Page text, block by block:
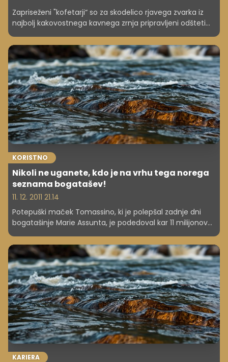
Zapriseženi "kofetarji“ so za skodelico rjavega zvarka iz
najbolj kakovostnega kavnega zrnja pripravljeni odšteti
najdražjih vrst kave na svetu …
KORISTNO
Nikoli ne uganete, kdo je na vrhu tega norega
seznama bogatašev!
11. 12. 2011 21.14
Potepuški maček Tomassino, ki je polepšal zadnje dni
bogatašinje Marie Assunta, je podedoval kar 11 milijonov
živali se je uvrstil.
KARIERA